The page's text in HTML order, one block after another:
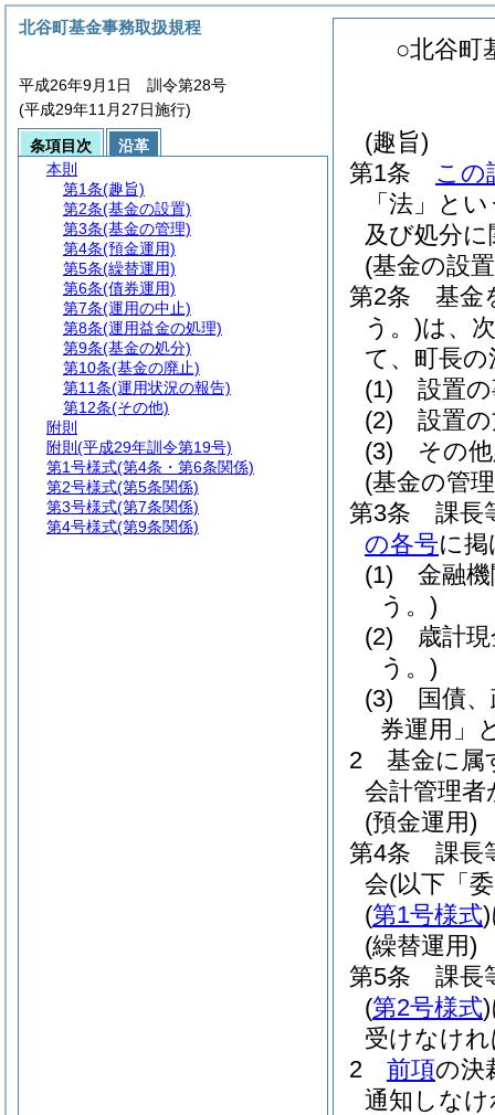
○北谷町
(趣旨)
第1条
この
「法」と
及び処分
(基金の設
第2条
基金
う。)は、
て、町長
(1)
設置
(2)
設置
(3)
その
(基金の管
第3条
課長
の各号に
(1)
金融
う。)
(2)
歳計
う。)
(3)
国債
券運用」
2
基金に属
会計管理
(預金運用)
第4条
課長
会(以下「
(第1号様式)
(繰替運用)
第5条
課長
(第2号様式)
受けなけ
2
前項の決
通知しな
北谷町基金事務取扱規程
平成26年9月1日 訓令第28号
(平成29年11月27日施行)
条項目次
沿革
本則
第1条(趣旨)
第2条(基金の設置)
第3条(基金の管理)
第4条(預金運用)
第5条(繰替運用)
第6条(債券運用)
第7条(運用の中止)
第8条(運用益金の処理)
第9条(基金の処分)
第10条(基金の廃止)
第11条(運用状況の報告)
第12条(その他)
附則
附則 (平成29年訓令第19号)
第1号様式(第4条・第6条関係)
第2号様式(第5条関係)
第3号様式(第7条関係)
第4号様式(第9条関係)